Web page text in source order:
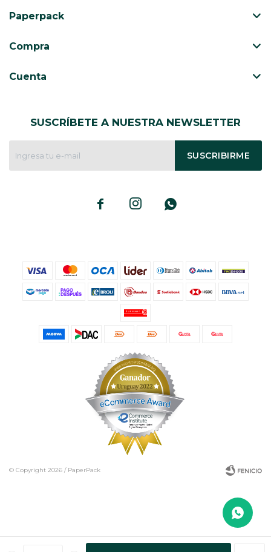
SUSCRÍBETE A NUESTRA NEWSLETTER
SUSCRIBIRME
  
Paperpack
Compra
Cuenta
© Copyright 2026 / PaperPack